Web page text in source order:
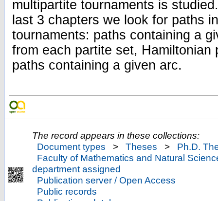
multipartite tournaments is
last 3 chapters we look for paths
tournaments: paths containing a
from each partite set, Hamiltonian
paths containing a given arc.
The record appears in these collections:
Document types
> Theses >
Ph.D.
Faculty of Mathematics and Natural
department assigned
Publication server / Open Access
Public records